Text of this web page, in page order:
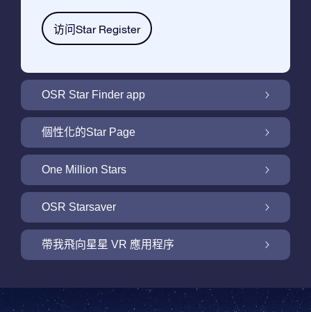
访问Star Register
OSR Star Finder app
利用OSR Star Finder App在夜空中找到屬於
Online Star Register為iOS和安卓用戶提供了
利用Star Finder App命名和查找一顆在Online
個性化的Star Page
利用免費的Star Page個性化您的Star Gift
購買任何star gift即可獲得Online Star Register
提供的一個免費Star Page。通過利用Online
One Million Stars
One Million Stars: 探索銀河系鄰近地區
OSR Starsaver
用 OSR Starsaver點亮您的螢幕
帶我飛向星星 VR 應用程序